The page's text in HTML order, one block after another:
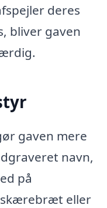
deres
bliver gaven
gaven mere
navn,
på
skærebræt eller